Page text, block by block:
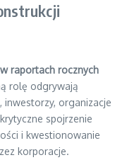
raportach rocznych
rolę odgrywają
inwestorzy, organizacje
spojrzenie
i kwestionowanie
korporacje.